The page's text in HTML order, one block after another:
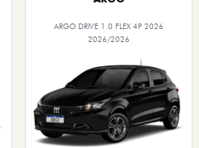
ARGO DRIVE 1.0 FLEX 4P 2026
2026/2026